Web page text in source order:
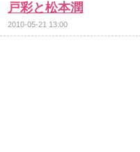
戸彩と松本潤
2010-05-21 13:00